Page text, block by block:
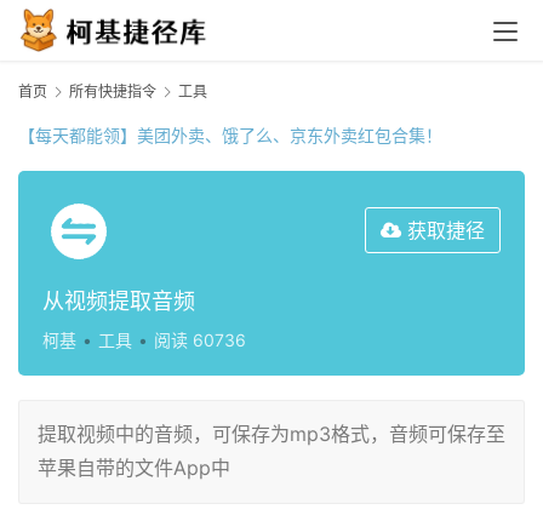
首页 所有快捷指令 工具
【每天都能领】美团外卖、饿了么、京东外卖红包合集！
从视频提取音频
柯基 • 工具 • 阅读 60736
获取捷径
提取视频中的音频，可保存为mp3格式，音频可保存至
苹果自带的文件App中